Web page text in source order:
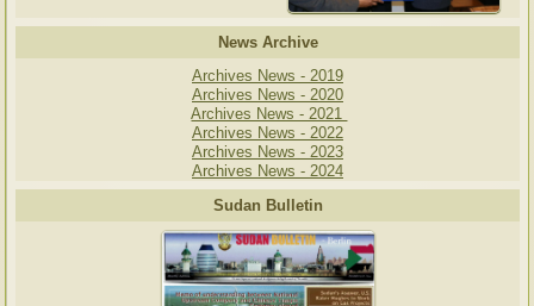
News Archive
Archives News - 2019
Archives News - 2020
Archives News - 2021
Archives News - 2022
Archives News - 2023
Archives News - 2024
Sudan Bulletin